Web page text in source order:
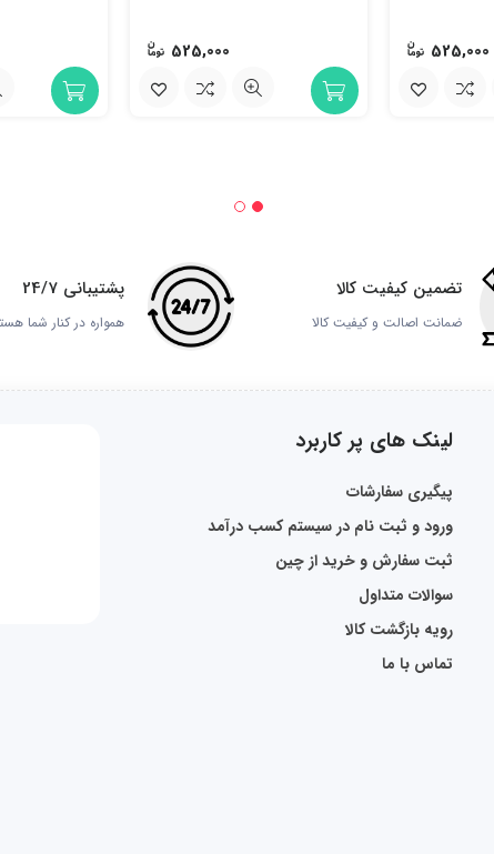
525,000
525,000
تضمین کیفیت کالا
ضمانت اصالت و کیفیت کالا
پشتیبانی 24/7
همواره در کنار شما
لینک های پر کاربرد
پیگیری سفارشات
ورود و ثبت نام در سیستم کسب درآمد
ثبت سفارش و خرید از چین
سوالات متداول
رویه بازگشت کالا
تماس با ما